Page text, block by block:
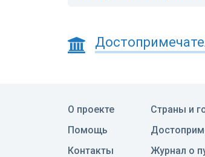
О проекте
Помощь
Контакты
Страны и
Журнал о